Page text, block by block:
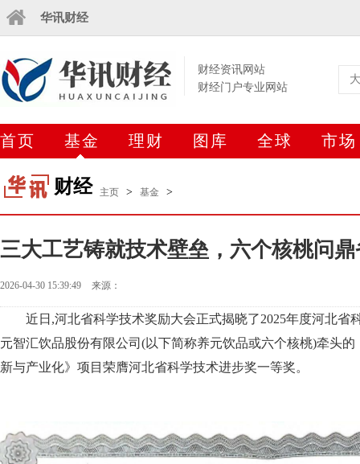
华讯财经
财经资讯网站
财经门户专业网站
首页 基金 理财 图库 全球 市场
财经 主页 > 基金 >
三大工艺铸就技术壁垒，六个核桃问
2026-04-30 15:39:49 来源：
近日,河北省科学技术奖励大会正式揭晓了2025年度河北省
元智汇饮品股份有限公司(以下简称养元饮品或六个核桃)牵头
新与产业化》项目荣膺河北省科学技术进步奖一等奖。